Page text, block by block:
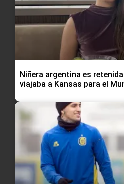
Niñera argentina es
viajaba a Kansas para el